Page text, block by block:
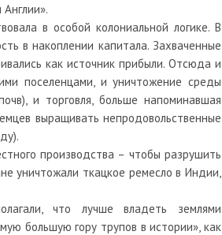
в особой колониальной логике. В
в накоплении капитала. Захваченные
как источник прибыли. Отсюда и
поселенцами, и уничтожение среды
и торговля, больше напоминавшая
выращивать непродовольственные
производства – чтобы разрушить
уничтожали ткацкое ремесло в Индии,
что лучше владеть землями
большую гору трупов в истории», как